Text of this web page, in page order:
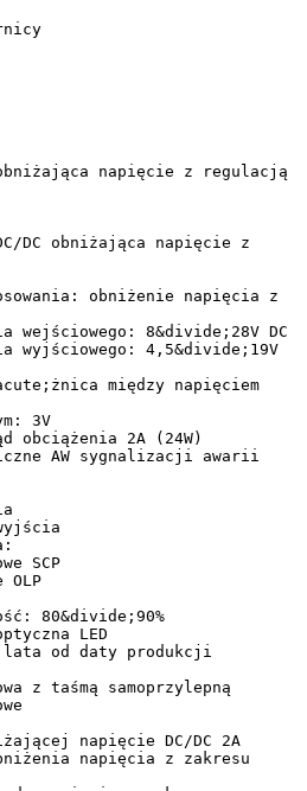
napięcie z regulacją
DC obniżająca napięcie z
obniżenie napięcia z
wejściowego: 8&divide;28V DC
wyjściowego: 4,5&divide;19V
między napięciem
3V
obciążenia 2A (24W)
AW sygnalizacji awarii
SCP
OLP
80&divide;90%
LED
lata od daty produkcji
z taśmą samoprzylepną
napięcie DC/DC 2A
napięcia z zakresu